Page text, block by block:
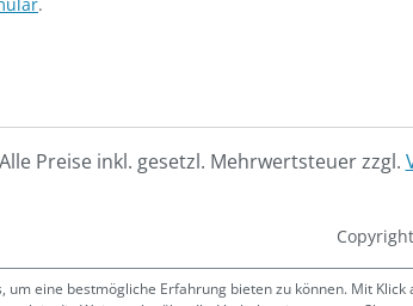
Preise inkl. gesetzl. Mehrwertsteuer zzgl.
um eine bestmögliche Erfahrung bieten zu können. Mit